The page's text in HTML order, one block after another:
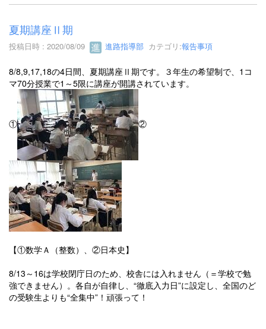
夏期講座Ⅱ期
投稿日時 : 2020/08/09 進路指導部 カテゴリ:報告事項
8/8,9,17,18の4日間、夏期講座Ⅱ期です。３年生の希望制で、1コ
マ70分授業で1～5限に講座が開講されています。
① ②
【①数学Ａ（整数）、②日本史】
8/13～16は学校閉庁日のため、校舎には入れません（＝学校で勉
強できません）。各自が自律し、“徹底入力日”に設定し、全国のど
の受験生よりも“全集中”！頑張って！